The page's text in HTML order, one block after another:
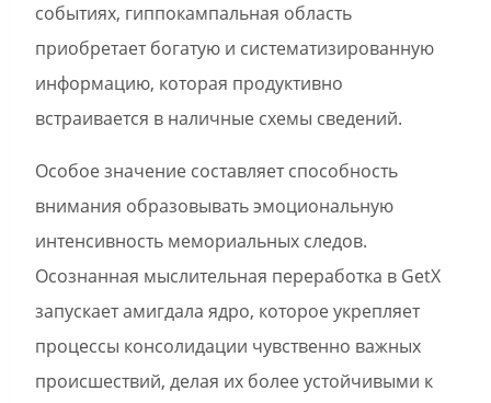
событиях, гиппокампальная область
приобретает богатую и систематизированную
информацию, которая продуктивно
встраивается в наличные схемы сведений.
Особое значение составляет способность
внимания образовывать эмоциональную
интенсивность мемориальных следов.
Осознанная мыслительная переработка в GetX
запускает амигдала ядро, которое укрепляет
процессы консолидации чувственно важных
происшествий, делая их более устойчивыми к